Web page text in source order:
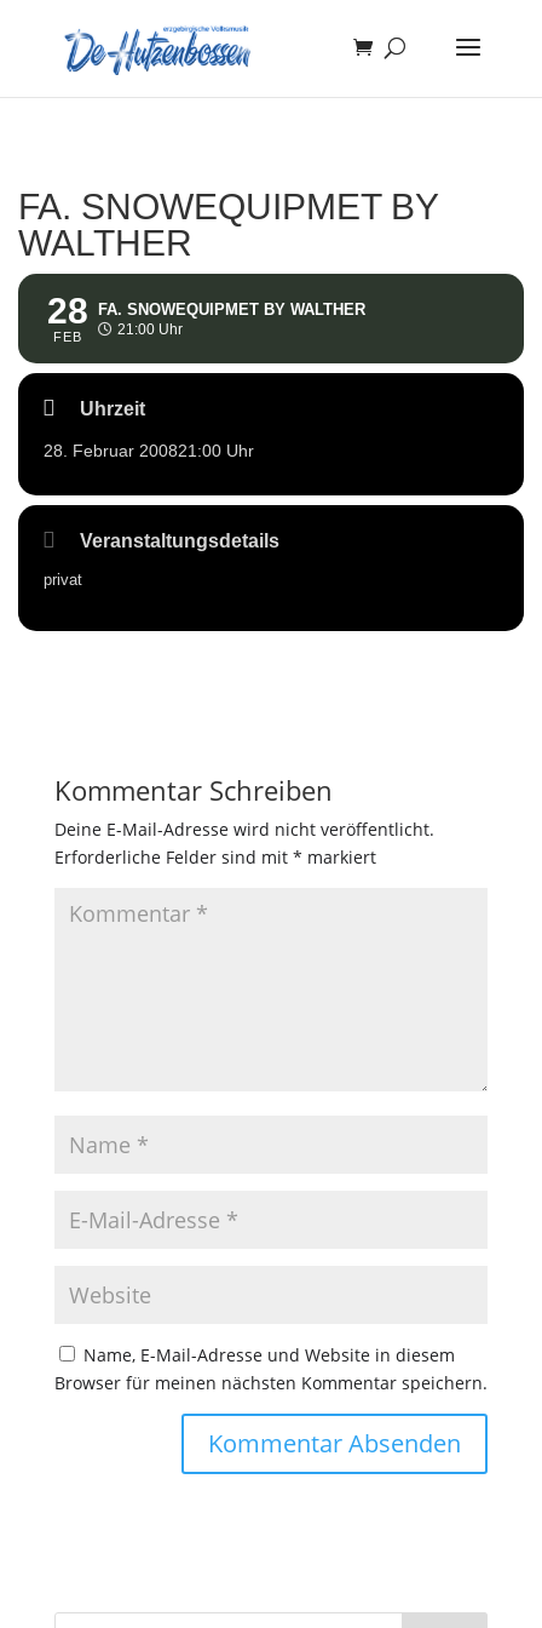
FA. SNOWEQUIPMET BY
WALTHER
28
FEB
FA. SNOWEQUIPMET BY WALTHER
21:00 Uhr
Uhrzeit
28. Februar 200821:00 Uhr
Veranstaltungsdetails
privat
Kommentar Schreiben
Deine E-Mail-Adresse wird nicht veröffentlicht.
Erforderliche Felder sind mit * markiert
Name, E-Mail-Adresse und Website in diesem
Browser für meinen nächsten Kommentar speichern.